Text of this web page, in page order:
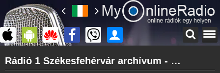
myonlineradio.hu Rádió 1 Székesfehérvár archívum - Rádió 1 Székesfehérvár podcasts - Rádió 1 Székesfehérvár visszahallgatás